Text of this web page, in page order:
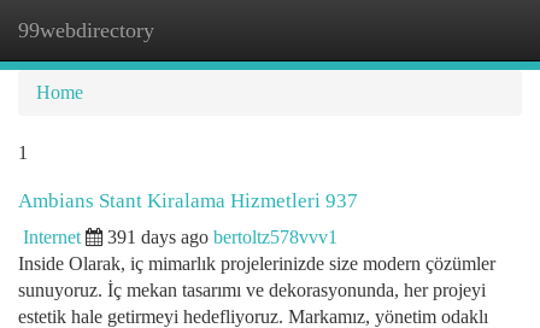
99webdirectory
Home
1
Ambians Stant Kiralama Hizmetleri 937
Internet 391 days ago bertoltz578vvv1
Inside Olarak, iç mimarlık projelerinizde size modern çözümler
sunuyoruz. İç mekan tasarımı ve dekorasyonunda, her projeyi
estetik hale getirmeyi hedefliyoruz. Markamız, yönetim odaklı